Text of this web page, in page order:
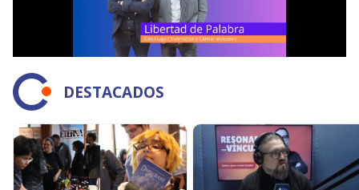
DESTACADOS